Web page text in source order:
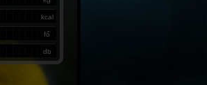
kcal
fő
db